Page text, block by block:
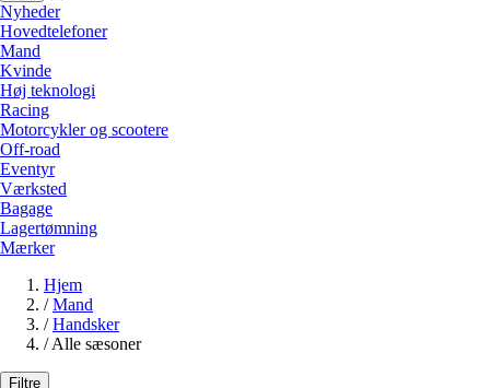
Nyheder
Hovedtelefoner
Mand
Kvinde
Høj teknologi
Racing
Motorcykler og scootere
Off-road
Eventyr
Værksted
Bagage
Lagertømning
Mærker
Hjem
/ Mand
/ Handsker
/ Alle sæsoner
Filtre